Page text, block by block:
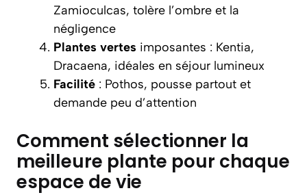
Zamioculcas, tolère l’ombre et la
négligence
Plantes vertes imposantes : Kentia,
Dracaena, idéales en séjour lumineux
Facilité : Pothos, pousse partout et
demande peu d’attention
Comment sélectionner la
meilleure plante pour chaque
espace de vie